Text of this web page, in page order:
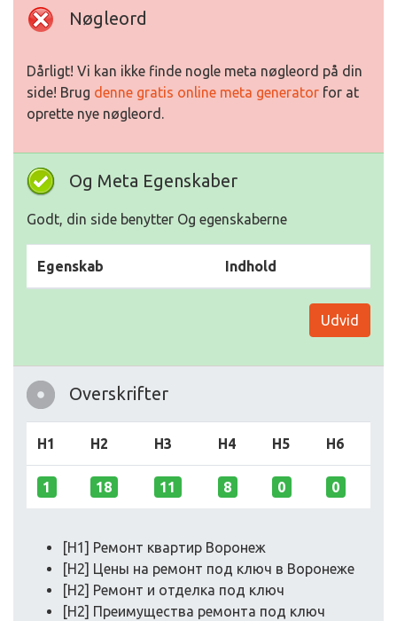
Nøgleord
Dårligt! Vi kan ikke finde nogle meta nøgleord på din
side! Brug denne gratis online meta generator for at
oprette nye nøgleord.
Og Meta Egenskaber
Godt, din side benytter Og egenskaberne
Egenskab Indhold
Udvid
Overskrifter
H1 H2 H3 H4 H5 H6
1 18 11 8 0 0
[H1] Ремонт квартир Воронеж
[H2] Цены на ремонт под ключ в Воронеже
[H2] Ремонт и отделка под ключ
[H2] Преимущества ремонта под ключ